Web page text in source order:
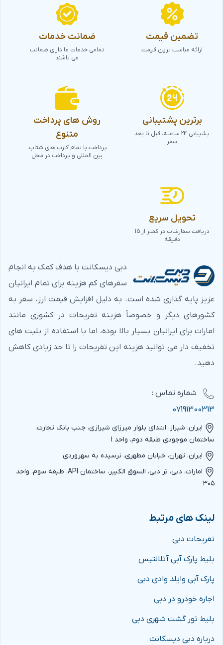
تضمین قیمت
ارائه مناسب ترین قیمت
ضمانت خدمات
تمامی خدمات ما دارای ضمانت
می باشند
برترین پشتیبانی
پشیبانی 24 ساعته، قبل تا بعد
سفر
روش های پرداخت
متنوع
پرداخت با تمام کارت های شتاب،
بین المللی و پرداخت در محل
تحویل سریع
دریافت سفارشات در کمتر از 15
دقیقه
دبی دیسکانت با هدف کمک به انجام
سفرهای کم هزینه برای تمام ایرانیان
عزیز پایه گذاری شده است. به دلیل افزایش قیمت ارز، سفر به
کشورهای دیگر و خصوصاً هزینه تفریحات در کشوری مانند
امارات برای ایرانیان بسیار بالا بوده، اما با استفاده از بلیت های
تخفیف دار می توانید هزینه این تفریحات را تا حد زیادی کاهش
دهید.
شماره‌ تماس :
07191300313
ایران، شیراز، ابتدای بلوار میرزای شیرازی، جنب بانک تجارت،
ساختمان موجودی طبقه دوم، واحد 1
ایران، تهران، خیابان مطهری، نرسیده به سهروردی
امارات، دبی، بَر دبی، السوق الکبیر، ساختمان API، طبقه سوم، واحد
۳۰۵
لینک های مرتبط
تفریحات دبی
بلیط پارک آبی آتلانتیس
پارک آبی وایلد وادی دبی
اجاره خودرو در دبی
بلیط تور گشت شهری دبی
درباره دبی دیسکانت